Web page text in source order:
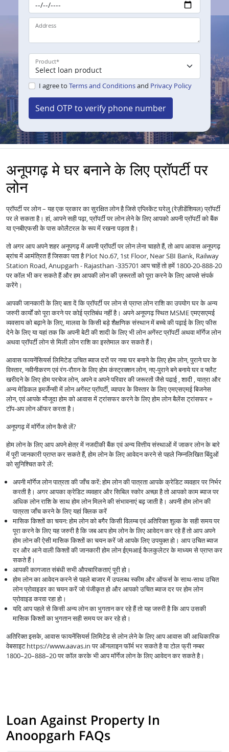
Address
Product*
I agree to Terms and Conditionsand Privacy Policy
Send OTP to verify phone number
अनूपगढ़ मे घर बनाने के लिए प्रॉपर्टी पर
लोन
प्रॉपर्टी पर लोन – यह एक प्रकार का सुरक्षित लोन है जिसे एप्लिकेंट घरेलु (रेज़ीडेंशियल) प्रॉपर्टी
पर ले सकता है। हां, आपने सही पढ़ा, प्रॉपर्टी पर लोन लेने के लिए आपको अपनी प्रॉपर्टी को बैंक
या एनबीएफसी के पास कोलैटरल के रूप में रखना पड़ता है।
तो अगर आप अपने शहर अनूपगढ़ में अपनी प्रॉपर्टी पर लोन लेना चाहते हैं, तो आप आवास अनूपगढ़
ब्रांच में आमंत्रित हैं जिसका पता है Plot No.67, 1st Floor, Near SBI Bank, Railway
Station Road, Anupgarh - Rajasthan -335701 आप चाहें तो हमें 1800-20-888-20
पर कॉल भी कर सकते हैं और हम आपकी लोन की ज़रूरतों को पूरा करने के लिए आपसे संपर्क
करेंगे।
आपकी जानकारी के लिए बता दें कि प्रॉपर्टी पर लोन से प्राप्त लोन राशि का उपयोग घर के अन्य
जरुरी कार्यों को पूरा करने पर कोई प्रतिबंध नहीं है। अपने अनूपगढ़ स्थित MSME एमएसएमई
व्यवसाय को बढ़ाने के लिए, मालवा के किसी बड़े शैक्षणिक संस्थान में बच्चे की पढ़ाई के लिए फीस
देने के लिए या यहां तक कि अपनी बेटी की शादी के लिए भी लोन अगेंस्ट प्रॉपर्टी अथवा मॉर्गेज लोन
अथवा प्रॉपर्टी लोन से मिली लोन राशि का इस्तेमाल कर सकते हैं।
आवास फायनेंसियर्स लिमिटेड उचित ब्याज दरों पर नया घर बनाने के लिए होम लोन, पुराने घर के
विस्तार, नवीनीकरण एवं रंग-रौग़न के लिए होम कंस्ट्रक्शन लोन, नए-पुराने बने बनाये घर व फ्लैट
खरीदने के लिए होम परचेज लोन, अपने व अपने परिवार की जरूरतों जैसे पढाई , शादी , यात्रा और
अन्य मेडिकल इमर्जेन्सी में लोन अगेंस्ट प्रॉपर्टी, व्यापार के विस्तार के लिए एमएसएमई बिजनेस
लोन, एवं आपके मौजूदा होम को आवास में ट्रांसफर करने के लिए होम लोन बैलेंस ट्रांसफर +
टॉप-अप लोन ऑफर करता है।
अनूपगढ़ में मॉर्गेज लोन कैसे लें?
होम लोन के लिए आप अपने क्षेत्र में नजदीकी बैंक एवं अन्य वित्तीय संस्थाओं में जाकर लोन के बारे
में पूरी जानकारी प्राप्त कर सकते हैं, होम लोन के लिए आवेदन करने से पहले निम्नलिखित बिंदुओं
को सुनिश्चित करे लें:
अपनी मॉर्गेज लोन पात्रता की जाँच करें: होम लोन की पात्रता आपके क्रेडिट व्यवहार पर निर्भर
करती है। अगर आपका क्रेडिट व्यवहार और सिबिल स्कोर अच्छा है तो आपको काम ब्याज पर
अधिक लोन राशि के साथ होम लोन मिलने की संभावनाएं बढ़ जाती है। अपनी होम लोन की
पात्रता जाँच करने के लिए यहां क्लिक करें
मासिक किश्तों का चयन: होम लोन को बगैर किसी विलम्ब एवं अतिरिक्त शुल्क के सही समय पर
पूरा करने के लिए यह जरुरी है कि जब आप होम लोन के लिए आवेदन कर रहे हैं तो आप अपने
होम लोन की ऐसी मासिक किश्तों का चयन करें जो आपके लिए उपयुक्त हो। आप उचित ब्याज
दर और आने वाली किश्तों की जानकारी होम लोन ईएमआई कैलकुलेटर के माध्यम से प्राप्त कर
सकते हैं।
आपकी कागजात संबंधी सभी औपचारिकताएं पूरी हो।
होम लोन का आवेदन करने से पहले बाजार में उपलब्ध स्कीम और ऑफर्स के साथ-साथ उचित
लोन प्रोवाइडर का चयन करें जो पंजीकृत हो और आपको उचित ब्याज दर पर होम लोन
प्रोवाइड करवा रहा हो।
यदि आप पहले से किसी अन्य लोन का भुगतान कर रहे हैं तो यह जरुरी है कि आप उसकी
मासिक किश्तों का भुगतान सही समय पर कर रहे हो।
अतिरिक्त इसके, आवास फायनेंसियर्स लिमिटेड से लोन लेने के लिए आप आवास की आधिकारिक
वेबसाइट https://www.aavas.in पर ऑनलाइन फॉर्म भर सकते है या टोल फ्री नम्बर
1800–20–888–20 पर कॉल करके भी आप मॉर्गेज लोन के लिए आवेदन कर सकते है।
Loan Against Property In
Anoopgarh FAQs